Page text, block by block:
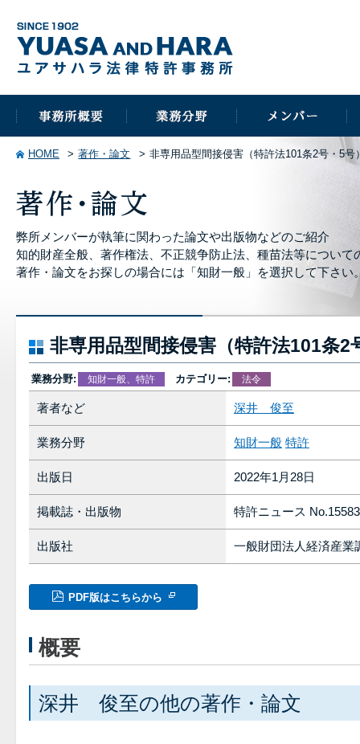
HOME 著作・論文 非専用品型間接侵害（特許法101条2号・5号
弊所メンバーが執筆に関わった論文や出版物などのご紹介
知的財産全般、著作権法、不正競争防止法、種苗法等について
著作・論文をお探しの場合には「知財一般」を選択して下さい
非専用品型間接侵害（特許法101条2
業務分野: 知財一般、特許 カテゴリー: 法令
著者など 深井 俊至
業務分野 知財一般 特許
出版日 2022年1月28日
掲載誌・出版物 特許ニュース No.15583
出版社 一般財団法人経済産業
PDF版はこちらから
概要
深井 俊至の他の著作・論文